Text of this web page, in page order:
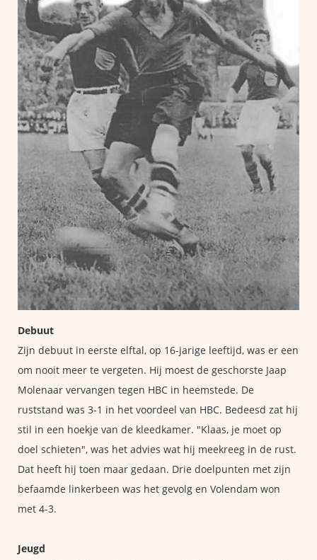
Debuut
Zijn debuut in eerste elftal, op 16-jarige leeftijd, was er een
om nooit meer te vergeten. Hij moest de geschorste Jaap
Molenaar vervangen tegen HBC in heemstede. De
ruststand was 3-1 in het voordeel van HBC. Bedeesd zat hij
stil in een hoekje van de kleedkamer. "Klaas, je moet op
doel schieten", was het advies wat hij meekreeg in de rust.
Dat heeft hij toen maar gedaan. Drie doelpunten met zijn
befaamde linkerbeen was het gevolg en Volendam won
met 4-3.
Jeugd